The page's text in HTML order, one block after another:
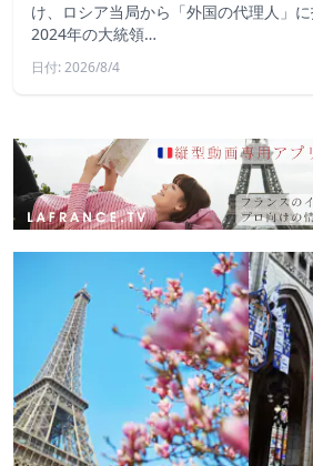
け、ロシア当局から「外国の代理人」に
2024年の大統領…
日付: 2026/8/4